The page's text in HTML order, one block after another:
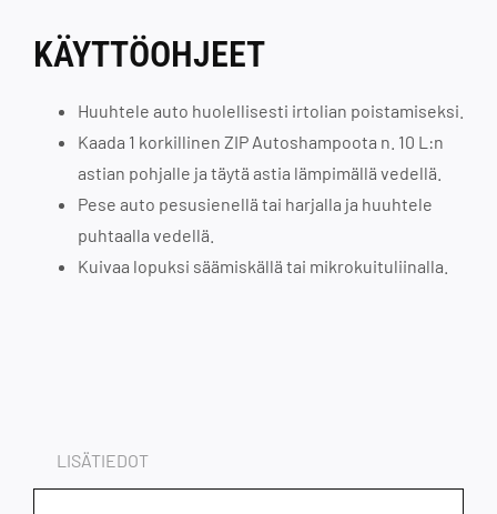
KÄYTTÖOHJEET
Huuhtele auto huolellisesti irtolian poistamiseksi.
Kaada 1 korkillinen ZIP Autoshampoota n. 10 L:n
astian pohjalle ja täytä astia lämpimällä vedellä.
Pese auto pesusienellä tai harjalla ja huuhtele
puhtaalla vedellä.
Kuivaa lopuksi säämiskällä tai mikrokuituliinalla.
LISÄTIEDOT